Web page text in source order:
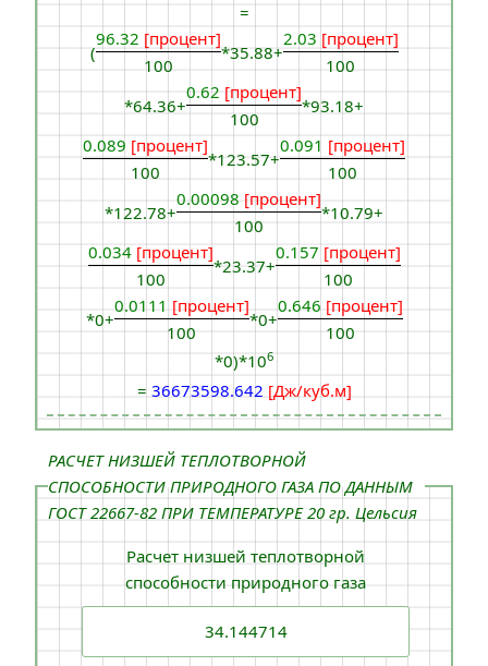
=
(
96.32 [процент]
100
*35.88+
2.03 [процент]
100
*64.36+
0.62 [процент]
100
*93.18+
0.089 [процент]
100
*123.57+
0.091 [процент]
100
*122.78+
0.00098 [процент]
100
*10.79+
0.034 [процент]
100
*23.37+
0.157 [процент]
100
*0+
0.0111 [процент]
100
*0+
0.646 [процент]
100
*0)*106
= 36673598.642 [Дж/куб.м]
РАСЧЕТ НИЗШЕЙ ТЕПЛОТВОРНОЙ
СПОСОБНОСТИ ПРИРОДНОГО ГАЗА ПО ДАННЫМ
ГОСТ 22667-82 ПРИ ТЕМПЕРАТУРЕ 20 гр. Цельсия
Расчет низшей теплотворной
способности природного газа